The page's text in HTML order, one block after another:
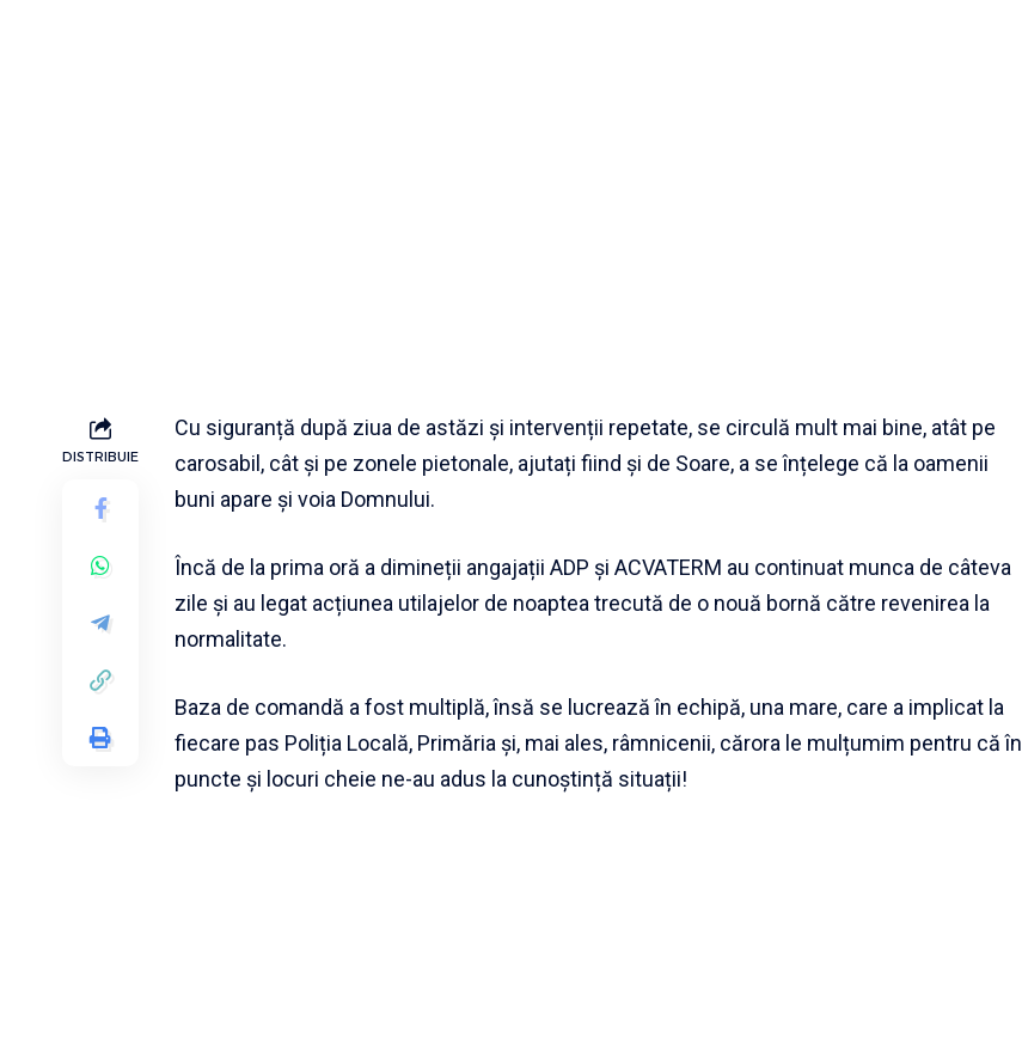
DISTRIBUIE
Cu siguranță după ziua de astăzi și intervenții repetate, se circulă mult mai bine, atât pe
carosabil, cât și pe zonele pietonale, ajutați fiind și de Soare, a se înțelege că la oamenii
buni apare și voia Domnului.
Încă de la prima oră a dimineții angajații ADP și ACVATERM au continuat munca de câteva
zile și au legat acțiunea utilajelor de noaptea trecută de o nouă bornă către revenirea la
normalitate.
Baza de comandă a fost multiplă, însă se lucrează în echipă, una mare, care a implicat la
fiecare pas Poliția Locală, Primăria și, mai ales, râmnicenii, cărora le mulțumim pentru că în
puncte și locuri cheie ne-au adus la cunoștință situații!